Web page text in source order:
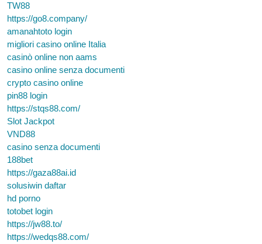
TW88
https://go8.company/
amanahtoto login
migliori casino online Italia
casinò online non aams
casino online senza documenti
crypto casino online
pin88 login
https://stqs88.com/
Slot Jackpot
VND88
casino senza documenti
188bet
https://gaza88ai.id
solusiwin daftar
hd porno
totobet login
https://jw88.to/
https://wedqs88.com/